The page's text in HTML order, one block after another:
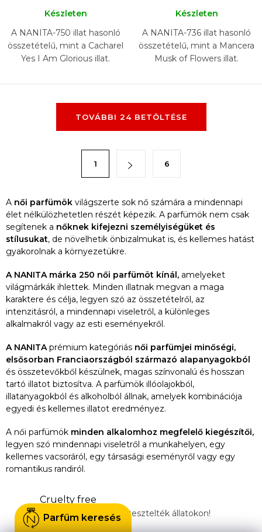
Készleten
A NANITA-750 illat hasonló
összetételű, mint a Cacharel
Yes I Am Glorious illat.
Készleten
A NANITA-736 illat hasonló
összetételű, mint a Mancera
Musk of Flowers illat.
r
á
n
y
í
t
á
s
e
e
m
e
i
TOVÁBBI 24 BETÖLTÉSE
o
z
á
s
1 6
A női parfümök világszerte sok nő számára a mindennapi
élet nélkülözhetetlen részét képezik. A parfümök nem csak
segítenek a nőknek kifejezni személyiségüket és
stílusukat, de növelhetik önbizalmukat is, és kellemes hatást
gyakorolnak a környezetükre.
A NANITA márka 250 női parfümöt kínál, amelyeket
világmárkák ihlettek. Minden illatnak megvan a maga
karaktere és célja, legyen szó az összetételről, az
intenzitásról, a mindennapi viseletről, a különleges
alkalmakról vagy az esti eseményekről.
A NANITAprémium kategóriás női parfümjei minőségi,
elsősorban Franciaországból származó alapanyagokból
és összetevőkből készülnek, magas színvonalú és hosszan
tartó illatot biztosítva. A parfümök illóolajokból,
illatanyagokból és alkoholból állnak, amelyek kombinációja
egyedi és kellemes illatot eredményez.
A női parfümök minden alkalomhoz megfelelő kiegészítői,
legyen szó mindennapi viseletről a munkahelyen, egy
kellemes vacsoráról, egy társasági eseményről vagy egy
romantikus randiról.
Cruelty free
A termékeinket nem tesztelték állatokon!
Parfüm keresés